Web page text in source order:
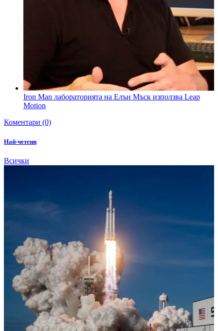
Iron Man лабораторията на Елън Мъск използва Leap
Motion
Коментари (0)
Най-четени
Всички